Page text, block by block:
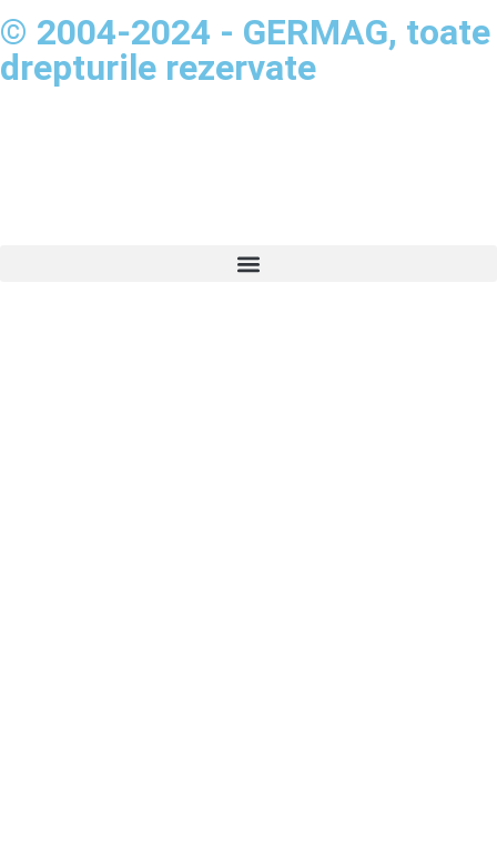
© 2004-2024 - GERMAG, toate
drepturile rezervate